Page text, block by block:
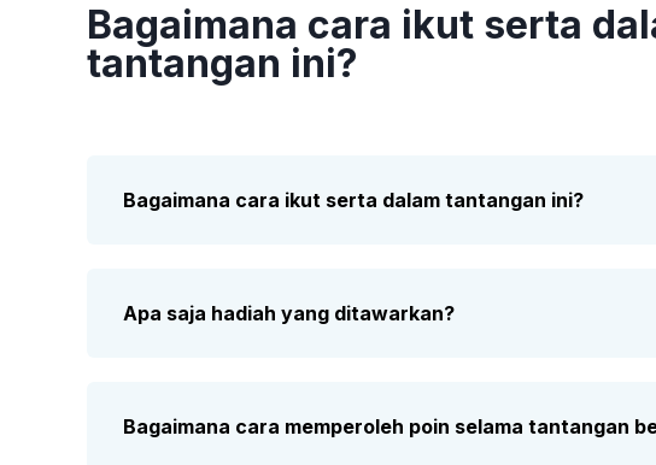
Bagaimana cara ikut serta
tantangan ini?
Bagaimana cara ikut serta dalam tantangan ini?
Apa saja hadiah yang ditawarkan?
Bagaimana cara memperoleh poin selama tantangan